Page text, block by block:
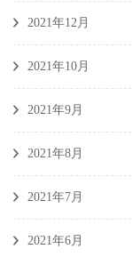
2021年12月
2021年10月
2021年9月
2021年8月
2021年7月
2021年6月